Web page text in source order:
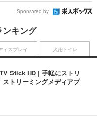
Sponsored by
キング
Stick HD | 手軽にストリ
トリーミングメディアプ
ィスプレイ 犬用トイレ